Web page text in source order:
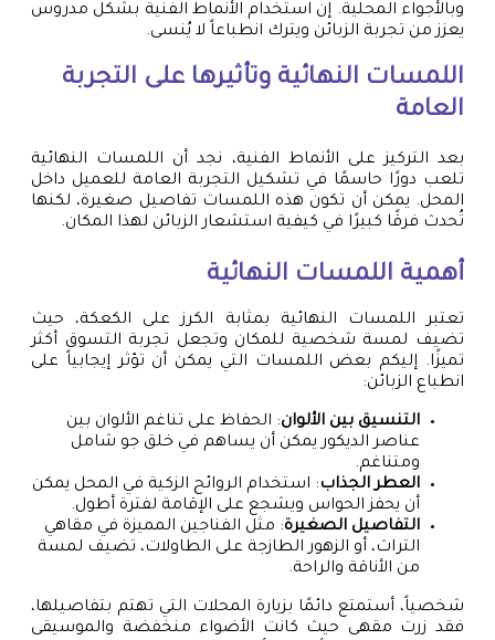
وبالأجواء المحلية. إن استخدام الأنماط الفنية بشكل مدروس
يعزز من تجربة الزبائن ويترك انطباعاً لا يُنسى.
اللمسات النهائية وتأثيرها على التجربة
العامة
بعد التركيز على الأنماط الفنية، نجد أن اللمسات النهائية
تلعب دورًا حاسمًا في تشكيل التجربة العامة للعميل داخل
المحل. يمكن أن تكون هذه اللمسات تفاصيل صغيرة، لكنها
تُحدث فرقًا كبيرًا في كيفية استشعار الزبائن لهذا المكان.
أهمية اللمسات النهائية
تعتبر اللمسات النهائية بمثابة الكرز على الكعكة، حيث
تضيف لمسة شخصية للمكان وتجعل تجربة التسوق أكثر
تميزًا. إليكم بعض اللمسات التي يمكن أن تؤثر إيجابياً على
انطباع الزبائن:
التنسيق بين الألوان: الحفاظ على تناغم الألوان بين
عناصر الديكور يمكن أن يساهم في خلق جو شامل
ومتناغم.
العطر الجذاب: استخدام الروائح الزكية في المحل يمكن
أن يحفز الحواس ويشجع على الإقامة لفترة أطول.
التفاصيل الصغيرة: مثل الفناجين المميزة في مقاهي
التراث، أو الزهور الطازجة على الطاولات، تضيف لمسة
من الأناقة والراحة.
شخصياً، أستمتع دائمًا بزيارة المحلات التي تهتم بتفاصيلها،
فقد زرت مقهى حيث كانت الأضواء منخفضة والموسيقى